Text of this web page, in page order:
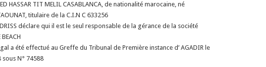
HASSAR TIT MELIL CASABLANCA, de nationalité marocaine, né
titulaire de la C.I.N C 633256
déclare qui il est le seul responsable de la gérance de la société
a été effectué au Greffe du Tribunal de Première instance d’ AGADIR le
N° 74588